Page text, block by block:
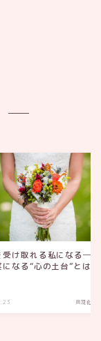
受け取れる私になる─
なる“心の土台”とは？
具現化の